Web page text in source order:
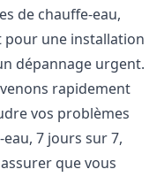
de chauffe-eau,
pour une installation
dépannage urgent.
rapidement
vos problèmes
7 jours sur 7,
que vous